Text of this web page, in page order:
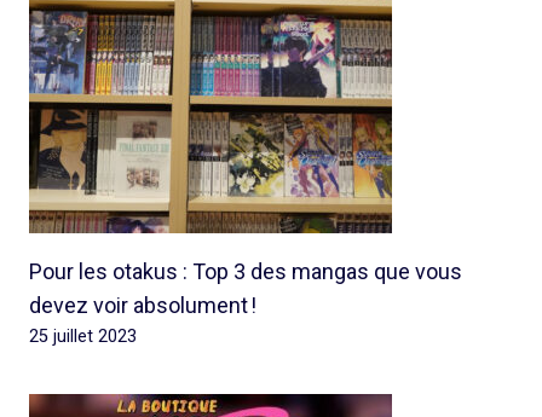
Pour les otakus : Top 3 des mangas que vous
devez voir absolument !
25 juillet 2023